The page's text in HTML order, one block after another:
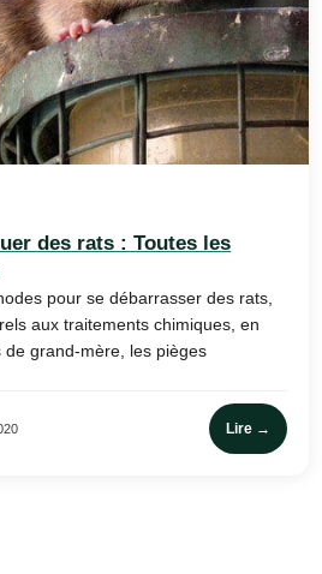
des rats : Toutes les
pour se débarrasser des rats,
aux traitements chimiques, en
grand-mère, les pièges
Lire →